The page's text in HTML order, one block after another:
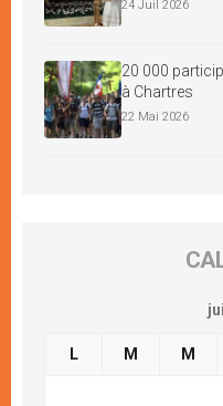
24 Juil 2026
20 000
à Chartres
22 Mai 2026
L M M